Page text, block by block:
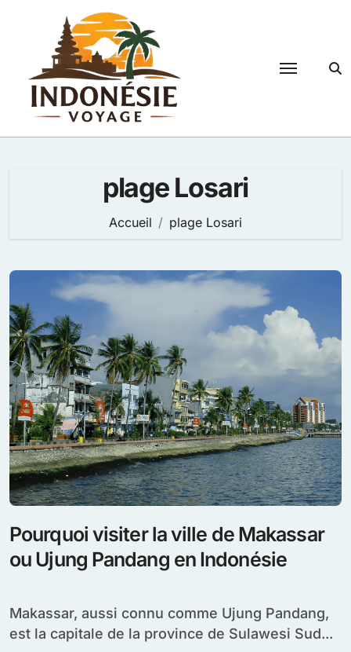
plage Losari
Accueil plage Losari
Pourquoi visiter la ville de Makassar
ou Ujung Pandang en Indonésie
Makassar, aussi connu comme Ujung Pandang,
est la capitale de la province de Sulawesi Sud...